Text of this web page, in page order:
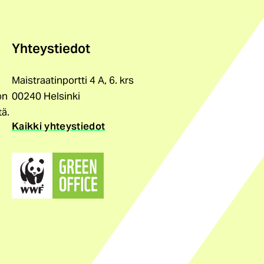
Yhteystiedot
Maistraatinportti 4 A, 6. krs
00240 Helsinki
Kaikki yhteystiedot